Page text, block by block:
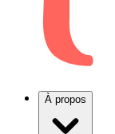
À propos